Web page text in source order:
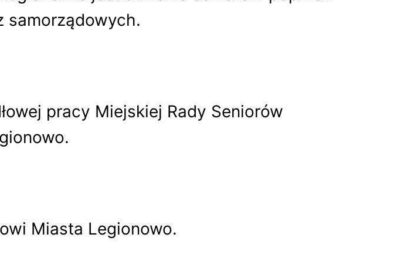
samorządowych.
pracy Miejskiej Rady Seniorów
Miasta Legionowo.